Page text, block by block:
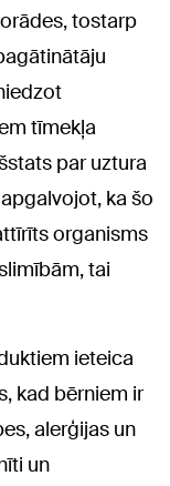
tostarp
tīmekļa
par uztura
ka šo
organisms
tai
ieteica
kad bērniem ir
alerģijas un
un